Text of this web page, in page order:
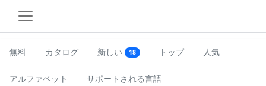
無料 カタログ 新しい 18 トップ 人気
アルファベット サポートされる言語